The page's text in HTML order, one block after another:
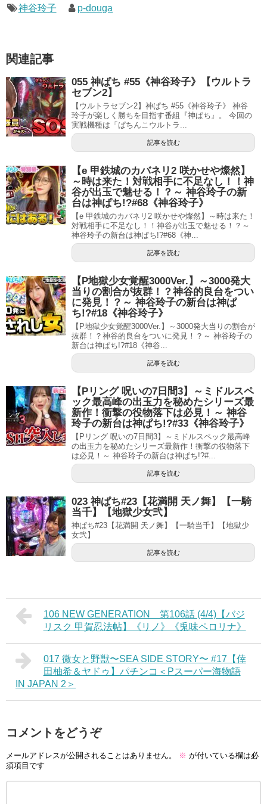
神谷玲子 p-douga
関連記事
055 神ぱち #55《神谷玲子》【ウルトラ
セブン2】
【ウルトラセブン2】神ぱち #55《神谷玲子》 神谷
玲子が楽しく勝ちを目指す番組『神ぱち』。 今回の
実戦機種は「ぱちんこウルトラ...
記事を読む
【e 甲鉄城のカバネリ2 咲かせや燦然】
～時は来た！対戦相手に不足なし！！神
谷が出玉で魅せる！？～ 神谷玲子の新
台は神ぱち!?#68《神谷玲子》
【e 甲鉄城のカバネリ2 咲かせや燦然】～時は来た！
対戦相手に不足なし！！神谷が出玉で魅せる！？～
神谷玲子の新台は神ぱち!?#68《神...
記事を読む
【P地獄少女覚醒3000Ver.】～3000発大
当りの割合が抜群！？神谷的良台をつい
に発見！？～ 神谷玲子の新台は神ぱ
ち!?#18《神谷玲子》
【P地獄少女覚醒3000Ver.】～3000発大当りの割合が
抜群！？神谷的良台をついに発見！？～ 神谷玲子の
新台は神ぱち!?#18《神谷...
記事を読む
【Pリング 呪いの7日間3】～ミドルスペ
ック最高峰の出玉力を秘めたシリーズ最
新作！衝撃の役物落下は必見！～ 神谷
玲子の新台は神ぱち!?#33《神谷玲子》
【Pリング 呪いの7日間3】～ミドルスペック最高峰
の出玉力を秘めたシリーズ最新作！衝撃の役物落下
は必見！～ 神谷玲子の新台は神ぱち!?#...
記事を読む
023 神ぱち#23【花満開 天ノ舞】【一騎
当千】【地獄少女弐】
神ぱち#23【花満開 天ノ舞】【一騎当千】【地獄少
女弐】
記事を読む
106 NEW GENERATION 第106話 (4/4)【バジ
リスク 甲賀忍法帖】《リノ》《兎味ペロリナ》
017 微女と野獣〜SEA SIDE STORY〜 #17【倖
田柚希＆ヤドゥ】パチンコ＜Pスーパー海物語
IN JAPAN 2＞
コメントをどうぞ
メールアドレスが公開されることはありません。 ※ が付いている欄は必
須項目です